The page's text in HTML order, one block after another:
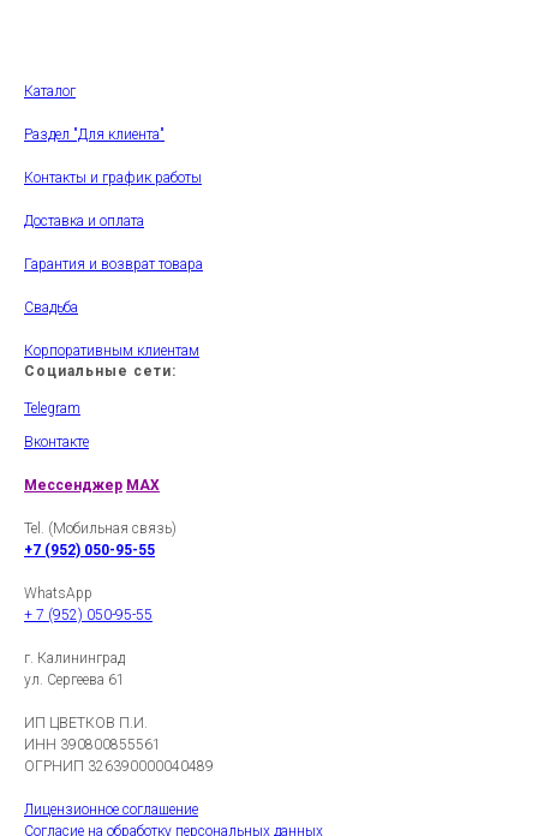
Каталог
Раздел "Для клиента"
Контакты и график работы
Доставка и оплата
Гарантия и возврат товара
Свадьба
Корпоративным клиентам
Социальные сети:
Telegram
Вконтакте
Мессенджер MAX
Tel. (Мобильная связь)
+7 (952) 050-95-55
WhatsApp
+ 7 (952) 050-95-55
г. Калининград
ул. Сергеева 61
ИП ЦВЕТКОВ П.И.
ИНН 390800855561
ОГРНИП 326390000040489
Лицензионное соглашение
Согласие на обработку персональных данных